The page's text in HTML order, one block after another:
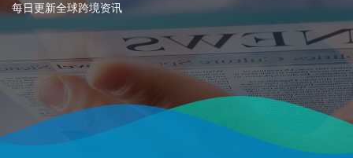
每日更新全球跨境资讯